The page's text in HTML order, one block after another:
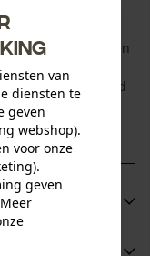
stijl en is
als
ritszakken bieden
zich uitstekend
bij de jacht
van
diensten te
geven
webshop).
voor onze
geven